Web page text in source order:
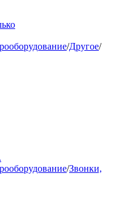
/Другое/
/Звонки,